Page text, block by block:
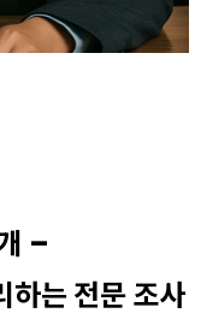
–
하는 전문 조사